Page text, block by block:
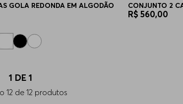
GOLA REDONDA EM ALGODÃO
CONJUNTO 2
R$ 560,00
1 DE 1
12 de 12 produtos